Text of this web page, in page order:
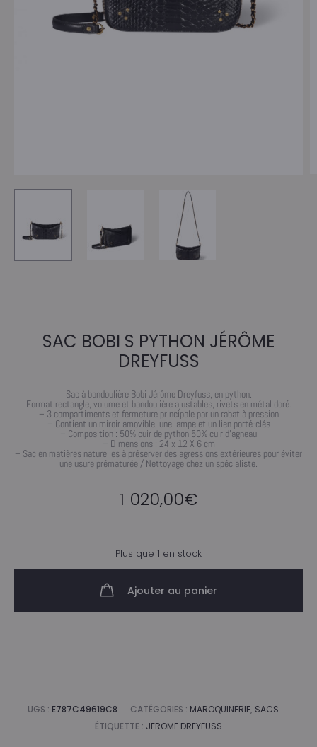
SAC BOBI S PYTHON JÉRÔME
DREYFUSS
Sac à bandoulière Bobi Jérôme Dreyfuss, en python.
Format rectangle, volume et bandoulière ajustables, rivets en métal doré.
– 3 compartiments et fermeture principale par un rabat à pression
– Contient un miroir amovible, une lampe et un lien porté-clés
– Composition : 50% cuir de python 50% cuir d’agneau
– Dimensions : 24 x 12 X 6 cm
– Sac en matières naturelles à préserver des agressions extérieures pour éviter
une usure prématurée / Nettoyage chez un spécialiste.
1 020,00€
Plus que 1 en stock
Ajouter au panier
UGS : E787C49619C8 CATÉGORIES : MAROQUINERIE, SACS
ÉTIQUETTE : JEROME DREYFUSS